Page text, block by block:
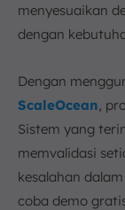
menyesuaikan
dengan
Dengan
ScaleOcean ,
Sistem yang
memvalidasi
kesalahan
coba demo